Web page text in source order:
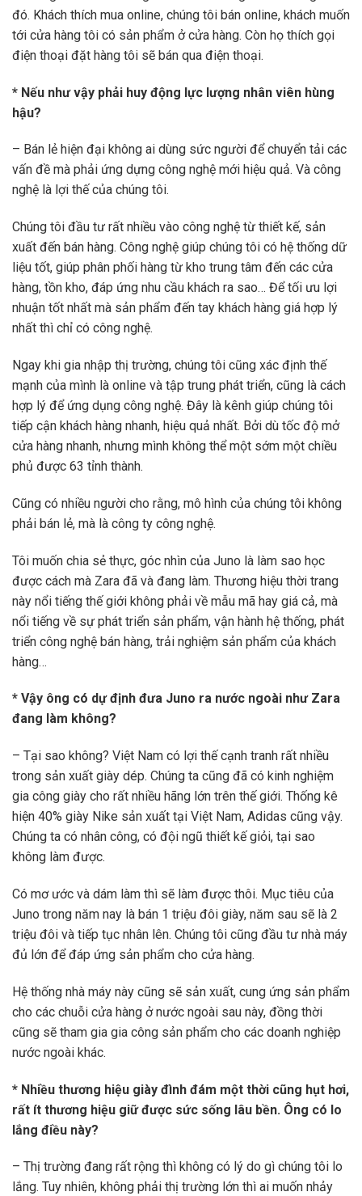
đó. Khách thích mua online, chúng tôi bán online, khách muốn
tới cửa hàng tôi có sản phẩm ở cửa hàng. Còn họ thích gọi
điện thoại đặt hàng tôi sẽ bán qua điện thoại.
* Nếu như vậy phải huy động lực lượng nhân viên hùng
hậu?
– Bán lẻ hiện đại không ai dùng sức người để chuyển tải các
vấn đề mà phải ứng dựng công nghệ mới hiệu quả. Và công
nghệ là lợi thế của chúng tôi.
Chúng tôi đầu tư rất nhiều vào công nghệ từ thiết kế, sản
xuất đến bán hàng. Công nghệ giúp chúng tôi có hệ thống dữ
liệu tốt, giúp phân phối hàng từ kho trung tâm đến các cửa
hàng, tồn kho, đáp ứng nhu cầu khách ra sao… Để tối ưu lợi
nhuận tốt nhất mà sản phẩm đến tay khách hàng giá hợp lý
nhất thì chỉ có công nghệ.
Ngay khi gia nhập thị trường, chúng tôi cũng xác định thế
mạnh của mình là online và tập trung phát triển, cũng là cách
hợp lý để ứng dụng công nghệ. Đây là kênh giúp chúng tôi
tiếp cận khách hàng nhanh, hiệu quả nhất. Bởi dù tốc độ mở
cửa hàng nhanh, nhưng mình không thể một sớm một chiều
phủ được 63 tỉnh thành.
Cũng có nhiều người cho rằng, mô hình của chúng tôi không
phải bán lẻ, mà là công ty công nghệ.
Tôi muốn chia sẻ thực, góc nhìn của Juno là làm sao học
được cách mà Zara đã và đang làm. Thương hiệu thời trang
này nổi tiếng thế giới không phải về mẫu mã hay giá cả, mà
nổi tiếng về sự phát triển sản phẩm, vận hành hệ thống, phát
triển công nghệ bán hàng, trải nghiệm sản phẩm của khách
hàng…
* Vậy ông có dự định đưa Juno ra nước ngoài như Zara
đang làm không?
– Tại sao không? Việt Nam có lợi thế cạnh tranh rất nhiều
trong sản xuất giày dép. Chúng ta cũng đã có kinh nghiệm
gia công giày cho rất nhiều hãng lớn trên thế giới. Thống kê
hiện 40% giày Nike sản xuất tại Việt Nam, Adidas cũng vậy.
Chúng ta có nhân công, có đội ngũ thiết kế giỏi, tại sao
không làm được.
Có mơ ước và dám làm thì sẽ làm được thôi. Mục tiêu của
Juno trong năm nay là bán 1 triệu đôi giày, năm sau sẽ là 2
triệu đôi và tiếp tục nhân lên. Chúng tôi cũng đầu tư nhà máy
đủ lớn để đáp ứng sản phẩm cho cửa hàng.
Hệ thống nhà máy này cũng sẽ sản xuất, cung ứng sản phẩm
cho các chuỗi cửa hàng ở nước ngoài sau này, đồng thời
cũng sẽ tham gia gia công sản phẩm cho các doanh nghiệp
nước ngoài khác.
* Nhiều thương hiệu giày đình đám một thời cũng hụt hơi,
rất ít thương hiệu giữ được sức sống lâu bền. Ông có lo
lắng điều này?
– Thị trường đang rất rộng thì không có lý do gì chúng tôi lo
lắng. Tuy nhiên, không phải thị trường lớn thì ai muốn nhảy